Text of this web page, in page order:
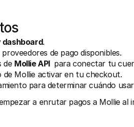
dashboard.
de pago disponibles.
de Mollie API para conectar tu
de Mollie activar en tu checkout.
para determinar cuándo
a enrutar pagos a Mollie al